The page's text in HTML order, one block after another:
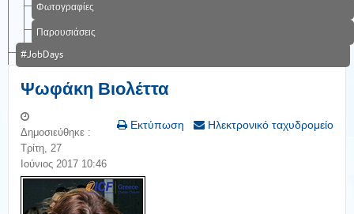
Φωτογραφίες
Παρουσιάσεις
#JobDays
Ψωφάκη Βιολέττα
Εκτύπωση Ηλεκτρονικό ταχυδρομείο
Δημοσιεύθηκε :
Τρίτη, 27
Ιούνιος 2017 10:46